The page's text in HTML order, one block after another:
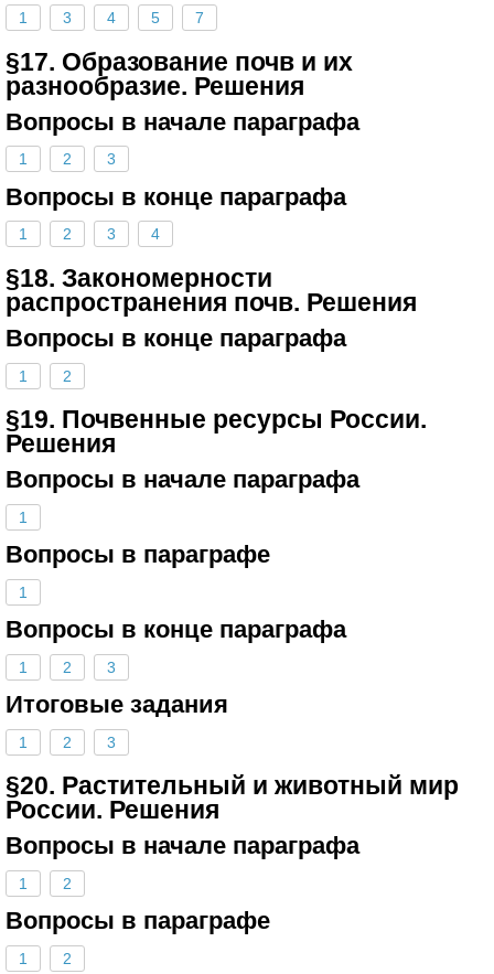
1 3 4 5 7
§17. Образование почв и их
разнообразие. Решения
Вопросы в начале параграфа
1 2 3
Вопросы в конце параграфа
1 2 3 4
§18. Закономерности
распространения почв. Решения
Вопросы в конце параграфа
1 2
§19. Почвенные ресурсы России.
Решения
Вопросы в начале параграфа
1
Вопросы в параграфе
1
Вопросы в конце параграфа
1 2 3
Итоговые задания
1 2 3
§20. Растительный и животный мир
России. Решения
Вопросы в начале параграфа
1 2
Вопросы в параграфе
1 2